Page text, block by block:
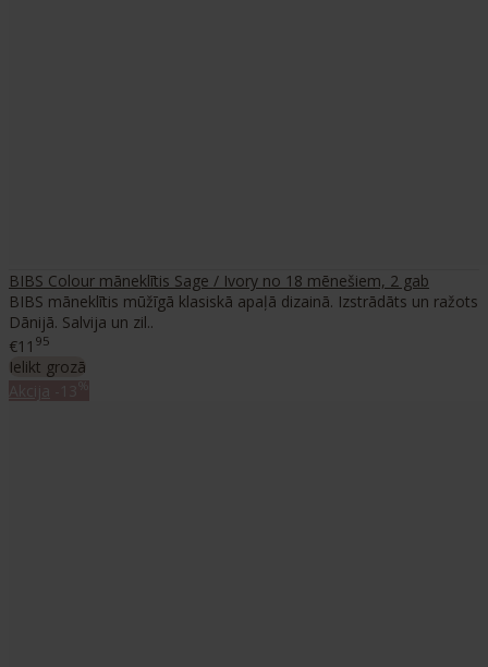
BIBS Colour māneklītis Sage / Ivory no 18 mēnešiem, 2 gab
BIBS māneklītis mūžīgā klasiskā apaļā dizainā. Izstrādāts un ražots
Dānijā. Salvija un zil..
€11 95
Ielikt grozā